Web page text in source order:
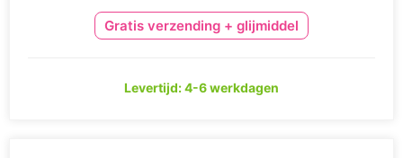
Gratis verzending + glijmiddel
Levertijd: 4-6 werkdagen